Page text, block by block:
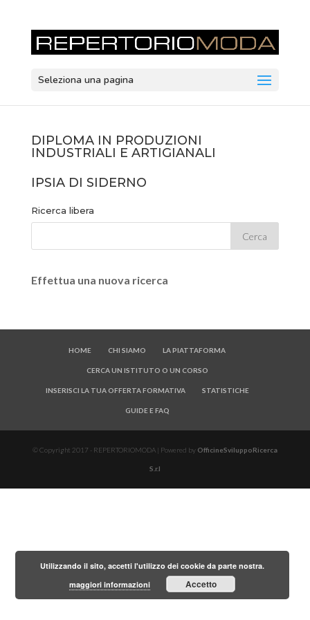
Seleziona una pagina
DIPLOMA IN PRODUZIONI
INDUSTRIALI E ARTIGIANALI
IPSIA DI SIDERNO
Ricerca libera
Effettua una nuova ricerca
HOME CHI SIAMO LA PIATTAFORMA
CERCA UN ISTITUTO O UN CORSO
INSERISCI LA TUA OFFERTA FORMATIVA STATISTICHE
GUIDE E FAQ
© Copyright 2017 - REPERTORIOMODA | Powered by OfficineSviluppoRicerca
S.r.l
Utilizzando il sito, accetti l'utilizzo dei cookie da parte nostra.
maggiori informazioni
Accetto